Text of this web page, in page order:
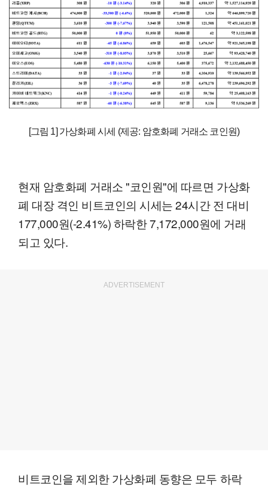
[그림 1] 가상화폐 시세 (제공: 암호화폐 거래소 코인원)
현재 암호화폐 거래소 "코인원"에 따르면 가상화
폐 대장 격인 비트코인의 시세는 24시간 전 대비
177,000원(-2.41%) 하락한 7,172,000원에 거래
되고 있다.
ADVERTISEMENT
비트코인을 제외한 가상화폐 동향은 모두 하락